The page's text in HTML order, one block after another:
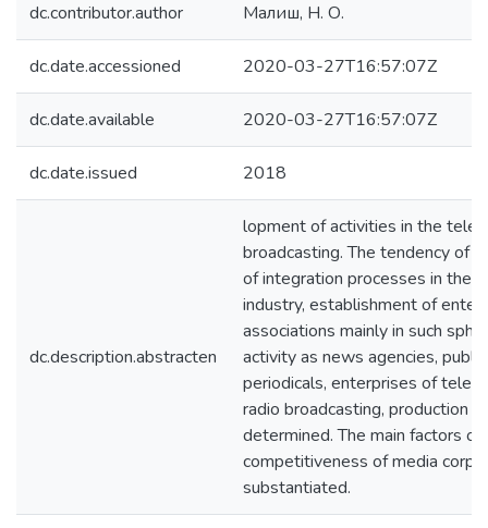
dc.contributor.author Малиш, Н. О.
dc.date.accessioned 2020-03-27T16:57:07Z
dc.date.available 2020-03-27T16:57:07Z
dc.date.issued 2018
dc.description.abstracten
lopment of activities in the
broadcasting. The tendency of
of integration processes in the
industry, establishment of
associations mainly in such
activity as news agencies,
periodicals, enterprises of
radio broadcasting, production
determined. The main factors of
competitiveness of media
substantiated.